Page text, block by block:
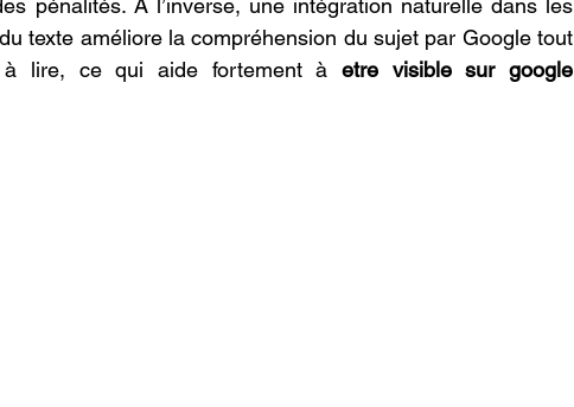
pénalités. À l’inverse, une intégration naturelle dans les
texte améliore la compréhension du sujet par Google tout
lire, ce qui aide fortement à etre visible sur google